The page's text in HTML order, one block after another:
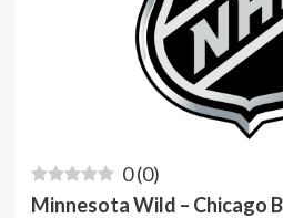
0(0)
Minnesota Wild – Chicago